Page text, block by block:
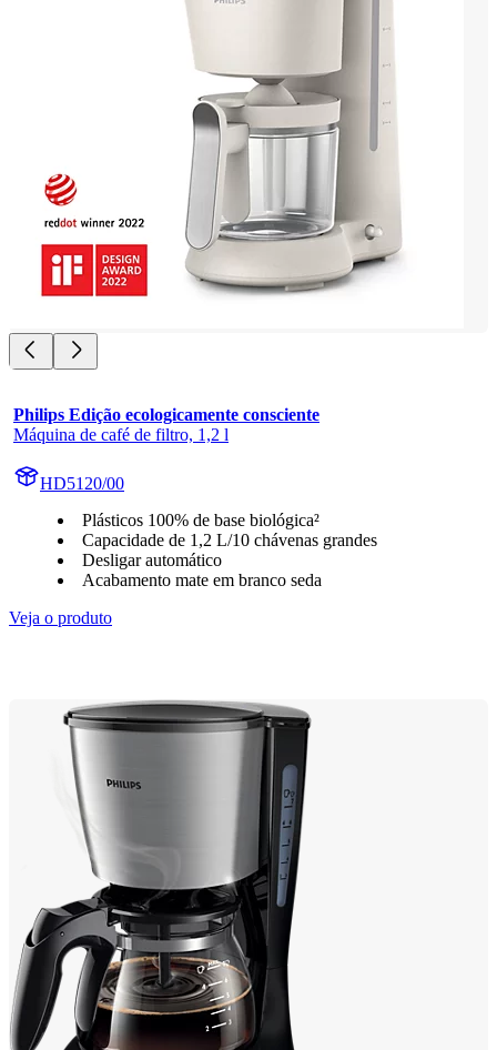
Philips Edição ecologicamente consciente
Máquina de café de filtro, 1,2 l
HD5120/00
Plásticos 100% de base biológica²
Capacidade de 1,2 L/10 chávenas grandes
Desligar automático
Acabamento mate em branco seda
Veja o produto